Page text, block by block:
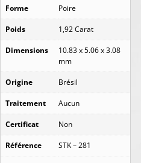
Forme Poire
Poids 1,92 Carat
Dimensions
10.83 x 5.06 x 3.08
mm
Origine Brésil
Traitement Aucun
Certificat Non
Référence STK – 281